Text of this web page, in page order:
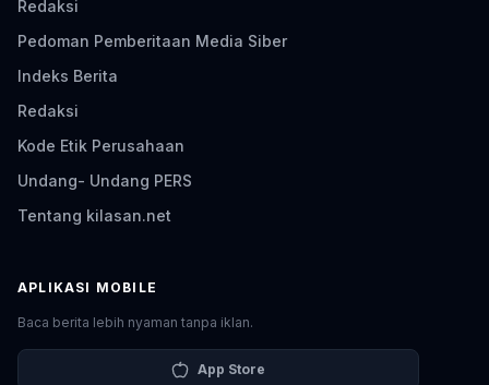
Redaksi
Pedoman Pemberitaan Media Siber
Indeks Berita
Redaksi
Kode Etik Perusahaan
Undang- Undang PERS
Tentang kilasan.net
APLIKASI MOBILE
Baca berita lebih nyaman tanpa iklan.
App Store